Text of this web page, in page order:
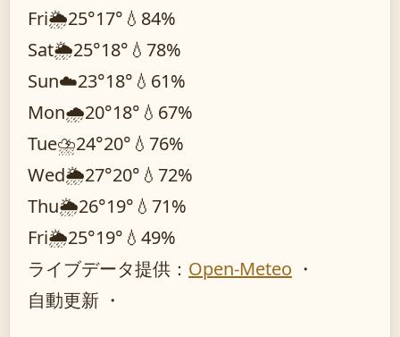
Fri🌦️25°17° 💧84%
Sat🌦️25°18° 💧78%
Sun☁️23°18° 💧61%
Mon🌧️20°18° 💧67%
Tue⛈️24°20° 💧76%
Wed🌦️27°20° 💧72%
Thu🌦️26°19° 💧71%
Fri🌦️25°19° 💧49%
ライブデータ提供： Open-Meteo ・
自動更新 ・